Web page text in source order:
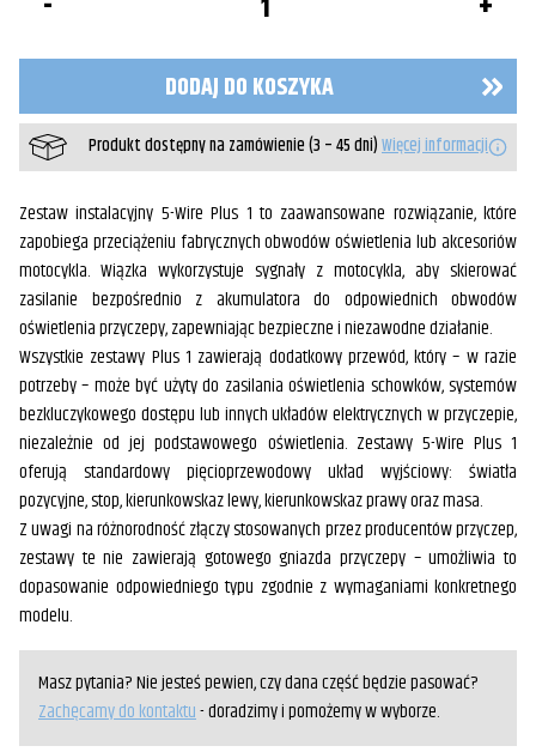
wiązką
DODAJ DO KOSZYKA
Produkt dostępny na zamówienie (3 – 45 dni)Więcej informacji
Zestaw instalacyjny 5-Wire Plus 1 to zaawansowane rozwiązanie, które
zapobiega przeciążeniu fabrycznych obwodów oświetlenia lub akcesoriów
motocykla. Wiązka wykorzystuje sygnały z motocykla, aby skierować
zasilanie bezpośrednio z akumulatora do odpowiednich obwodów
oświetlenia przyczepy, zapewniając bezpieczne i niezawodne działanie.
Wszystkie zestawy Plus 1 zawierają dodatkowy przewód, który – w razie
potrzeby – może być użyty do zasilania oświetlenia schowków, systemów
bezkluczykowego dostępu lub innych układów elektrycznych w przyczepie,
niezależnie od jej podstawowego oświetlenia. Zestawy 5-Wire Plus 1
oferują standardowy pięcioprzewodowy układ wyjściowy: światła
pozycyjne, stop, kierunkowskaz lewy, kierunkowskaz prawy oraz masa.
Z uwagi na różnorodność złączy stosowanych przez producentów przyczep,
zestawy te nie zawierają gotowego gniazda przyczepy – umożliwia to
dopasowanie odpowiedniego typu zgodnie z wymaganiami konkretnego
modelu.
Masz pytania? Nie jesteś pewien, czy dana część będzie pasować?
Zachęcamy do kontaktu- doradzimy i pomożemy w wyborze.